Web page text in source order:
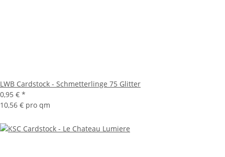
LWB Cardstock - Schmetterlinge 75 Glitter
0,95 € *
10,56 € pro qm